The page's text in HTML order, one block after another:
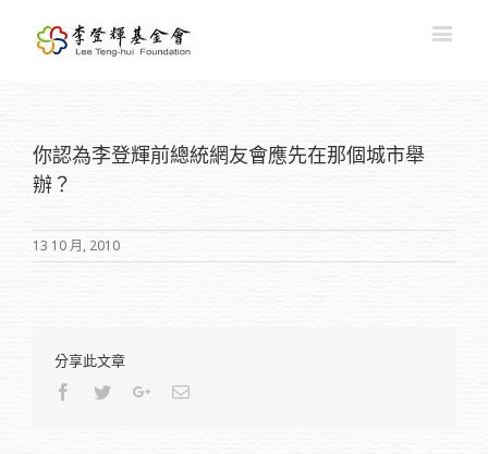
你認為李登輝前總統網友會應先在那個城市舉
辦？
13 10 月, 2010
分享此文章
Facebook
TwitterGoogle+Email